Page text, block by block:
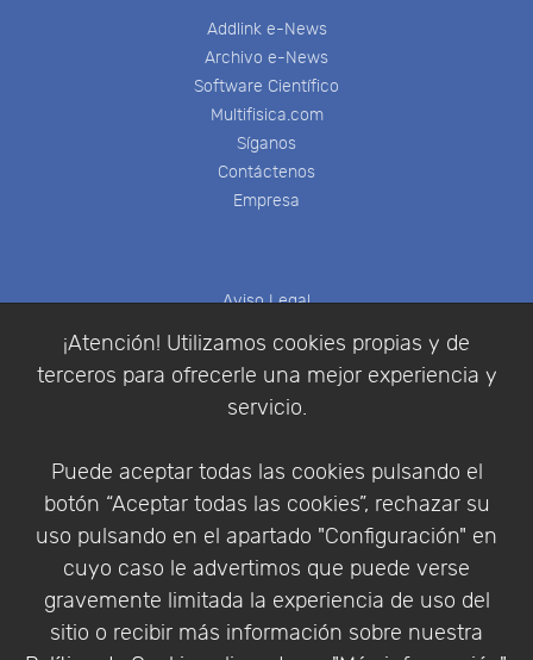
¡Atención! Utilizamos cookies propias y de
terceros para ofrecerle una mejor experiencia y
servicio.
Puede aceptar todas las cookies pulsando el
botón “Aceptar todas las cookies”, rechazar su
uso pulsando en el apartado "Configuración" en
cuyo caso le advertimos que puede verse
gravemente limitada la experiencia de uso del
sitio o recibir más información sobre nuestra
Addlink e-News
Archivo e-News
Software Científico
Multifisica.com
Síganos
Contáctenos
Empresa
Aviso Legal
Condiciones de compra
Identificarse
Empresa|Aviso Legal| Política de Privacidad |
Política de Cookies
© Copyright 1994 - 2026. Addlink Software